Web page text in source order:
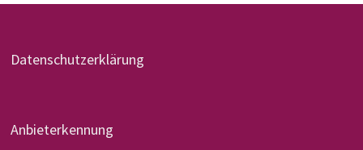
Datenschutzerklärung
Anbieterkennung